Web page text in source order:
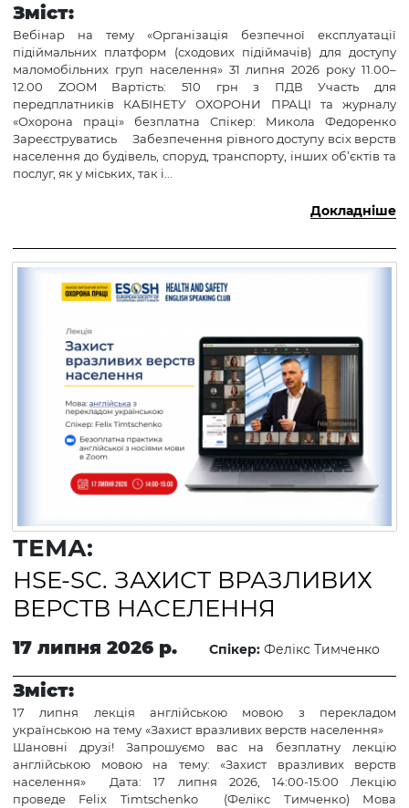
Зміст:
Вебінар на тему «Організація безпечної експлуатації
підіймальних платформ (сходових підіймачів) для доступу
маломобільних груп населення» 31 липня 2026 року 11.00–
12.00 ZOOM Вартість: 510 грн з ПДВ Участь для
передплатників КАБІНЕТУ ОХОРОНИ ПРАЦІ та журналу
«Охорона праці» безплатна Спікер: Микола Федоренко
Зареєструватись Забезпечення рівного доступу всіх верств
населення до будівель, споруд, транспорту, інших об’єктів та
послуг, як у міських, так і...
Докладніше
ТЕМА:
HSE-SC. ЗАХИСТ ВРАЗЛИВИХ
ВЕРСТВ НАСЕЛЕННЯ
17 липня 2026 р. Спікер: Фелікс Тимченко
Зміст:
17 липня лекція англійською мовою з перекладом
українською на тему «Захист вразливих ве​рств населення»
Шановні друзі! Запрошуємо вас на безплатну лекцію
англійською мовою на тему: «Захист вразливих ве​рств
населення» Дата: 17 липня 2026, 14:00-15:00 Лекцію
проведе Felix Timtschenko (Фелікс Тимченко) Мова